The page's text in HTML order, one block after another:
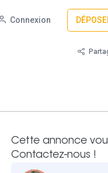
Connexion
Cette annonce
Contactez-nous !